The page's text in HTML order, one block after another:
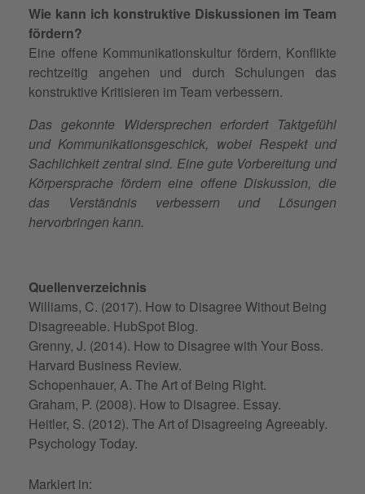
Wie kann ich konstruktive Diskussionen im Team
fördern?
Eine offene Kommunikationskultur fördern, Konflikte
rechtzeitig angehen und durch Schulungen das
konstruktive Kritisieren im Team verbessern.
Das gekonnte Widersprechen erfordert Taktgefühl
und Kommunikationsgeschick, wobei Respekt und
Sachlichkeit zentral sind. Eine gute Vorbereitung und
Körpersprache fördern eine offene Diskussion, die
das Verständnis verbessern und Lösungen
hervorbringen kann.
Quellenverzeichnis
Williams, C. (2017). How to Disagree Without Being
Disagreeable. HubSpot Blog.
Grenny, J. (2014). How to Disagree with Your Boss.
Harvard Business Review.
Schopenhauer, A. The Art of Being Right.
Graham, P. (2008). How to Disagree. Essay.
Heitler, S. (2012). The Art of Disagreeing Agreeably.
Psychology Today.
Markiert in: